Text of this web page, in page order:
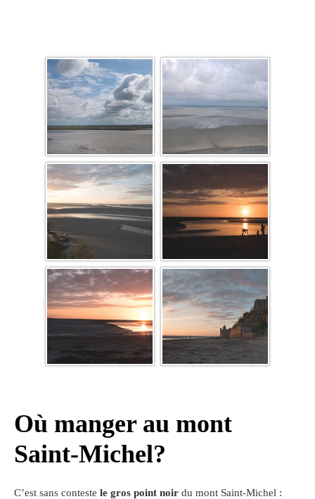
Où manger au mont
Saint-Michel?
C’est sans conteste le gros point noir du mont Saint-Michel :